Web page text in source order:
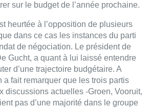
sur le budget de l’année prochaine.
heurtée à l’opposition de plusieurs
dans ce cas les instances du parti
de négociation. Le président de
Gucht, a quant à lui laissé entendre
d’une trajectoire budgétaire. A
a fait remarquer que les trois partis
discussions actuelles -Groen, Vooruit,
pas d’une majorité dans le groupe